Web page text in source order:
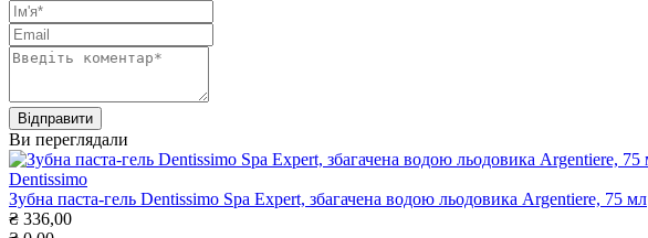
Ви переглядали
Dentissimo
Зубна паста-гель Dentissimo Spa Expert, збагачена водою льодовика Argentiere, 75 мл
₴ 336,00